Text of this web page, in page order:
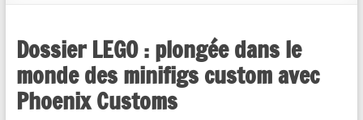
Dossier LEGO : plongée dans le
monde des minifigs custom avec
Phoenix Customs